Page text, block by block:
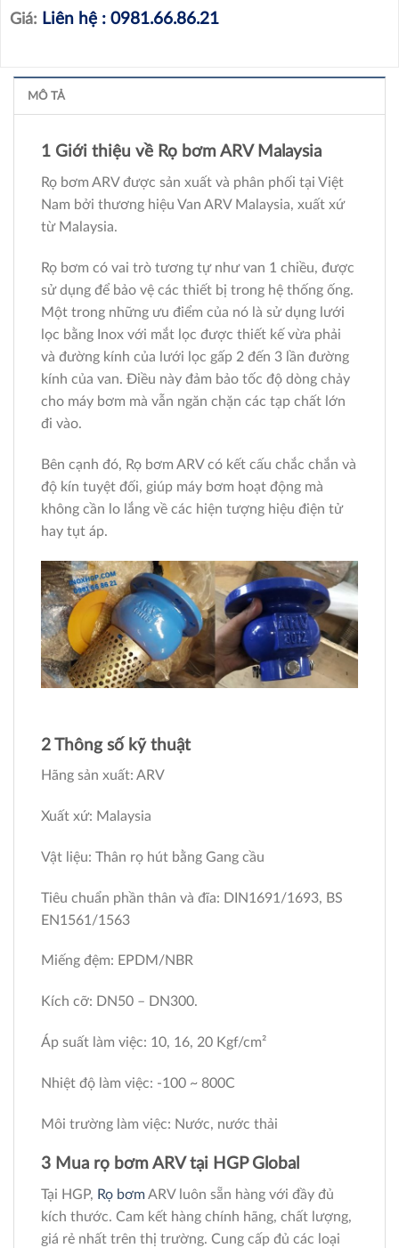
Giá: Liên hệ : 0981.66.86.21
MÔ TẢ
1 Giới thiệu về Rọ bơm ARV Malaysia
Rọ bơm ARV được sản xuất và phân phối tại Việt
Nam bởi thương hiệu Van ARV Malaysia, xuất xứ
từ Malaysia.
Rọ bơm có vai trò tương tự như van 1 chiều, được
sử dụng để bảo vệ các thiết bị trong hệ thống ống.
Một trong những ưu điểm của nó là sử dụng lưới
lọc bằng Inox với mắt lọc được thiết kế vừa phải
và đường kính của lưới lọc gấp 2 đến 3 lần đường
kính của van. Điều này đảm bảo tốc độ dòng chảy
cho máy bơm mà vẫn ngăn chặn các tạp chất lớn
đi vào.
Bên cạnh đó, Rọ bơm ARV có kết cấu chắc chắn và
độ kín tuyệt đối, giúp máy bơm hoạt động mà
không cần lo lắng về các hiện tượng hiệu điện tử
hay tụt áp.
2 Thông số kỹ thuật
Hãng sản xuất: ARV
Xuất xứ: Malaysia
Vật liệu: Thân rọ hút bằng Gang cầu
Tiêu chuẩn phần thân và đĩa: DIN1691/1693, BS
EN1561/1563
Miếng đệm: EPDM/NBR
Kích cỡ: DN50 – DN300.
Áp suất làm việc: 10, 16, 20 Kgf/cm²
Nhiệt độ làm việc: -100 ~ 800C
Môi trường làm việc: Nước, nước thải
3 Mua rọ bơm ARV tại HGP Global
Tại HGP, Rọ bơmARV luôn sẵn hàng với đầy đủ
kích thước. Cam kết hàng chính hãng, chất lượng,
giá rẻ nhất trên thị trường. Cung cấp đủ các loại